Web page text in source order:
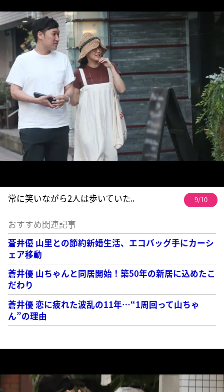
常に笑いながら2人は歩いていた。 9/10
おすすめ関連記事
蒼井優 山里との節約新婚生活、エコバッグ手にカーシ
ェア移動
蒼井優 山ちゃんと同居開始！築50年の新居に込めたこ
だわり
蒼井優 恋に疲れた波乱の11年…“1周回って山ちゃ
ん”の理由